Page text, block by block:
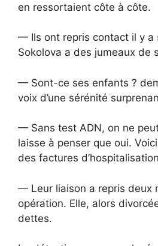
en ressortaient côte à côte.
— Ils ont repris contact il y a
Sokolova a des jumeaux de
— Sont-ce ses enfants ?
voix d’une sérénité
— Sans test ADN, on ne
laisse à penser que oui.
des factures
— Leur liaison a repris deux
opération. Elle, alors
dettes.